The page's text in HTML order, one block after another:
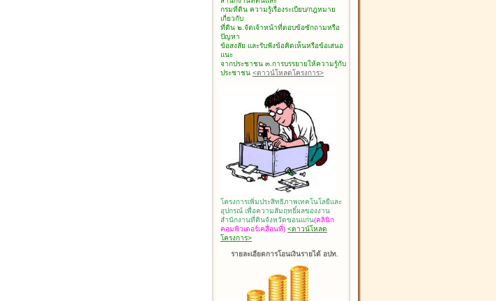
กรมที่ดิน ความรู้เรื่องระเบียบ/กฎหมาย
เกี่ยวกับ
ที่ดิน ๒.จัดเจ้าหน้าที่ตอบข้อซักถามหรือ
ปัญหา
ข้อสงสัย และรับฟังข้อคิดเห็นหรือข้อเสนอ
แนะ
จากประชาชน ๓.การบรรยายให้ความรู้กับ
ประชาชน <ดาวน์โหลดโครงการ>
โครงการเพิ่มประสิทธิภาพเทคโนโลยีและ
อุปกรณ์ เพื่อความสัมฤทธิ์ผลของงาน
สำนักงานที่ดินจังหวัดขอนแก่น(คลินิก
คอมพิวเตอร์เคลื่อนที่) <ดาวน์โหลด
โครงการ>
รายละเอียดการโอนเงินรายได้ อปท.